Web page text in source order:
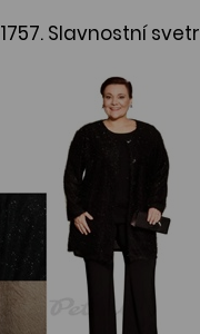
1757. Slavnostní svetr